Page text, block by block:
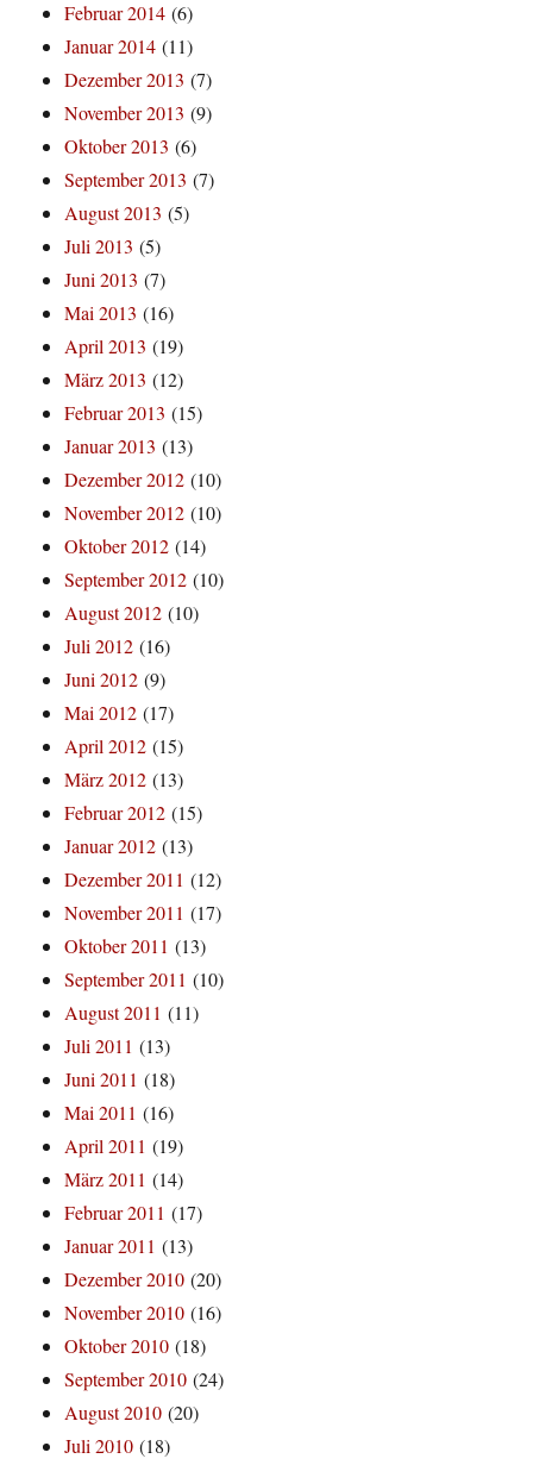
Februar 2014 (6)
Januar 2014 (11)
Dezember 2013 (7)
November 2013 (9)
Oktober 2013 (6)
September 2013 (7)
August 2013 (5)
Juli 2013 (5)
Juni 2013 (7)
Mai 2013 (16)
April 2013 (19)
März 2013 (12)
Februar 2013 (15)
Januar 2013 (13)
Dezember 2012 (10)
November 2012 (10)
Oktober 2012 (14)
September 2012 (10)
August 2012 (10)
Juli 2012 (16)
Juni 2012 (9)
Mai 2012 (17)
April 2012 (15)
März 2012 (13)
Februar 2012 (15)
Januar 2012 (13)
Dezember 2011 (12)
November 2011 (17)
Oktober 2011 (13)
September 2011 (10)
August 2011 (11)
Juli 2011 (13)
Juni 2011 (18)
Mai 2011 (16)
April 2011 (19)
März 2011 (14)
Februar 2011 (17)
Januar 2011 (13)
Dezember 2010 (20)
November 2010 (16)
Oktober 2010 (18)
September 2010 (24)
August 2010 (20)
Juli 2010 (18)